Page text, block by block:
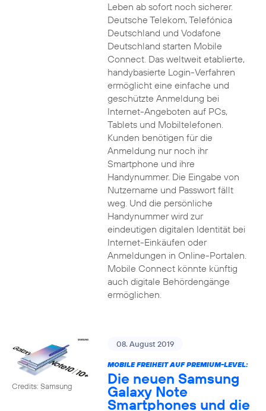
Leben ab sofort noch sicherer.
Deutsche Telekom, Telefónica
Deutschland und Vodafone
Deutschland starten Mobile
Connect. Das weltweit etablierte,
handybasierte Login-Verfahren
ermöglicht eine einfache und
geschützte Anmeldung bei
Internet-Angeboten auf PCs,
Tablets und Mobiltelefonen.
Kunden benötigen für die
Anmeldung nur noch ihr
Smartphone und ihre
Handynummer. Die Eingabe von
Nutzername und Passwort fällt
weg. Und die persönliche
Handynummer wird zur
eindeutigen digitalen Identität bei
Internet-Einkäufen oder
Anmeldungen in Online-Portalen.
Mobile Connect könnte künftig
auch digitale Behördengänge
ermöglichen.
Credits: Samsung
08. August 2019
MOBILE FREIHEIT AUF PREMIUM-LEVEL:
Die neuen Samsung
Galaxy Note
Smartphones und die